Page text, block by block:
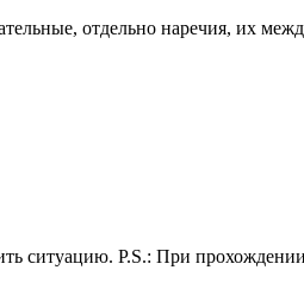
отдельно наречия, их
ситуацию. P.S.: При